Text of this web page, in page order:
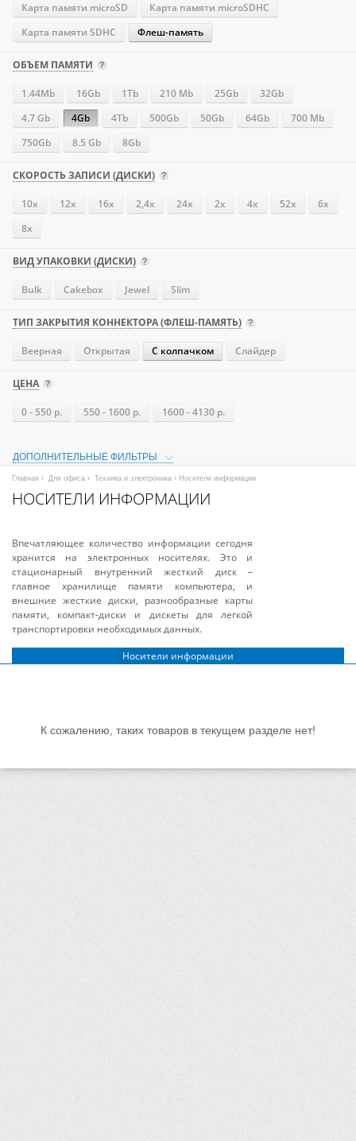
Карта памяти microSD
Карта памяти microSDHC
Карта памяти SDHC
Флеш-память
ОБЪЕМ ПАМЯТИ
1.44Mb 16Gb 1Tb 210 Mb 25Gb
32Gb
4.7 Gb
4Gb 4Tb 500Gb 50Gb 64Gb
700 Mb
750Gb
8.5 Gb 8Gb
СКОРОСТЬ ЗАПИСИ (ДИСКИ)
10x 12x 16х 2,4x 24х 2x 4х 52х
6x
8x
ВИД УПАКОВКИ (ДИСКИ)
Bulk Cakebox Jewel Slim
ТИП ЗАКРЫТИЯ КОННЕКТОРА (ФЛЕШ-ПАМЯТЬ)
Веерная Открытая С колпачком Слайдер
ЦЕНА
0 - 550 р. 550 - 1600 р. 1600 - 4130 р.
ДОПОЛНИТЕЛЬНЫЕ ФИЛЬТРЫ
Главная › Для офиса › Техника и электроника › Носители информации
НОСИТЕЛИ ИНФОРМАЦИИ
Впечатляющее количество информации сегодня
хранится на электронных носителях. Это и
стационарный внутренний жесткий диск –
главное хранилище памяти компьютера, и
внешние жесткие диски, разнообразные карты
памяти, компакт-диски и дискеты для легкой
транспортировки необходимых данных.
Носители информации
К сожалению, таких товаров в текущем разделе нет!